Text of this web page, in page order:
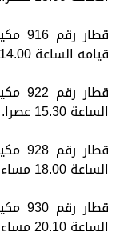
قطار
قيامه الساعة 14.00 ظهرا.
قطار
الساعة 15.30 عصرا.
قطار
الساعة 18.00 مساء.
قطار
الساعة 20.10 مساء.